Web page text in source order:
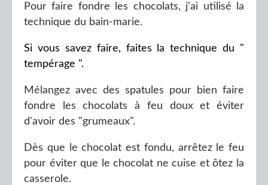
Pour faire fondre les chocolats, j'ai utilisé la
technique du bain-marie.
Si vous savez faire, faites la technique du "
tempérage ".
Mélangez avec des spatules pour bien faire
fondre les chocolats à feu doux et éviter
d'avoir des "grumeaux".
Dès que le chocolat est fondu, arrêtez le feu
pour éviter que le chocolat ne cuise et ôtez la
casserole.